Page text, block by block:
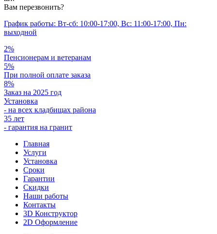
Вам перезвонить?
График работы: Вт-сб: 10:00-17:00, Вс: 11:00-17:00, Пн:
выходной
2%
Пенсионерам и ветеранам
5%
При полной оплате заказа
8%
Заказ на 2025 год
Установка
- на всех кладбищах района
35 лет
- гарантия на гранит
Главная
Услуги
Установка
Сроки
Гарантии
Скидки
Наши работы
Контакты
3D Конструктор
2D Оформление